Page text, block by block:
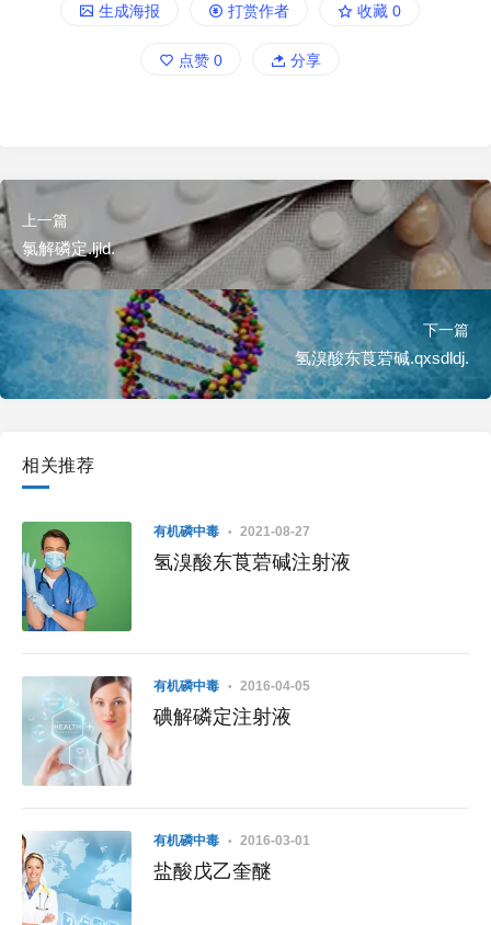
生成海报 打赏作者 收藏 0
点赞 0 分享
上一篇
氯解磷定.ljld.
下一篇
氢溴酸东莨菪碱.qxsdldj.
相关推荐
有机磷中毒 2021-08-27
氢溴酸东莨菪碱注射液
有机磷中毒 2016-04-05
碘解磷定注射液
有机磷中毒 2016-03-01
盐酸戊乙奎醚